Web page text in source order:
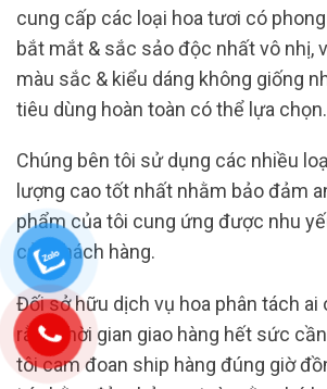
cung cấp các loại hoa tươi có
bắt mắt & sắc sảo độc nhất vô nhị,
màu sắc & kiểu dáng không giống
tiêu dùng hoàn toàn có thể lựa chọn.
Chúng bên tôi sử dụng các nhiều
lượng cao tốt nhất nhằm bảo đảm
phẩm của tôi cung ứng được nhu
của khách hàng.
Đối sở hữu dịch vụ hoa phân tách ai
rằng thời gian giao hàng hết sức
tôi cam đoan ship hàng đúng giờ